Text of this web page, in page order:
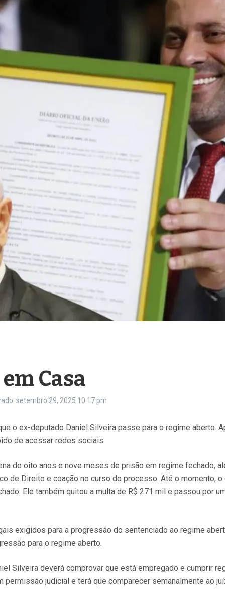
Casa
setembro 29, 2025 10:17 pm
o ex-deputado Daniel Silveira passe para o regime aberto.
de acessar redes sociais.
de oito anos e nove meses de prisão em regime fechado,
de Direito e coação no curso do processo. Até o momento,
Ele também quitou a multa de R$ 271 mil e passou por
exigidos para a progressão do sentenciado ao regime
para o regime aberto.
Silveira deverá comprovar que está empregado e cumprir
judicial e terá que comparecer semanalmente ao